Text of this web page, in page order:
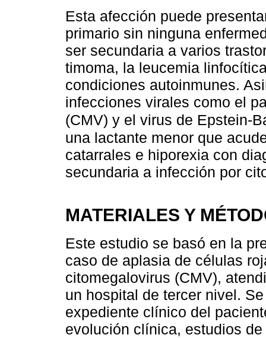
Esta afección puede
primario sin ninguna
ser secundaria a varios
timoma, la leucemia
condiciones autoinmunes.
infecciones virales como el
(CMV) y el virus de Epstein-
una lactante menor que
catarrales e hiporexia con
secundaria a infección por
MATERIALES Y
Este estudio se basó en la
caso de aplasia de células
citomegalovirus (CMV),
un hospital de tercer nivel.
expediente clínico del
evolución clínica, estudios